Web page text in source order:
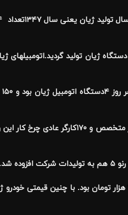
در سال ۱۳۴۹ نیز ۴۲۶۶ عدد ژیان به بازار عرضه شد.همچنین در سال ۱۳۵۱ تعداد ۵۸۲۴ دستگاه ژیان
در سال ۱۳۵۱ تعداد۱۱۸ کارمند اداری ،۴۲کارمند و کارشناس با تحصیلات عالیه و
در اولین عرضه در ایران ژیان به قیمت ۱۲ هزار تومان به فروش رفت، در حالی که پیکان ۱۷ هزار